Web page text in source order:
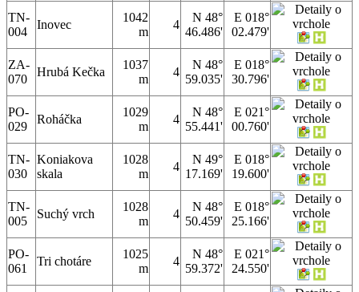
TN-
004
Inovec
1042
m
4
N 48°
46.486'
E 018°
02.479'
ZA-
070
Hrubá Kečka
1037
m
4
N 48°
59.035'
E 018°
30.796'
PO-
029
Roháčka
1029
m
4
N 48°
55.441'
E 021°
00.760'
TN-
030
Koniakova
skala
1028
m
4
N 49°
17.169'
E 018°
19.600'
TN-
005
Suchý vrch
1028
m
4
N 48°
50.459'
E 018°
25.166'
PO-
061
Tri chotáre
1025
m
4
N 48°
59.372'
E 021°
24.550'